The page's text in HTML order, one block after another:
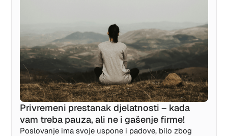
Privremeni prestanak djelatnosti – kada
vam treba pauza, ali ne i gašenje firme!
Poslovanje ima svoje uspone i padove, bilo zbog